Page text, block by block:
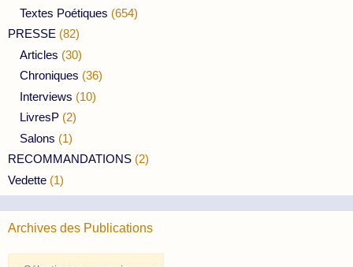
Textes Poétiques (654)
PRESSE (82)
Articles (30)
Chroniques (36)
Interviews (10)
LivresP (2)
Salons (1)
RECOMMANDATIONS (2)
Vedette (1)
Archives des Publications